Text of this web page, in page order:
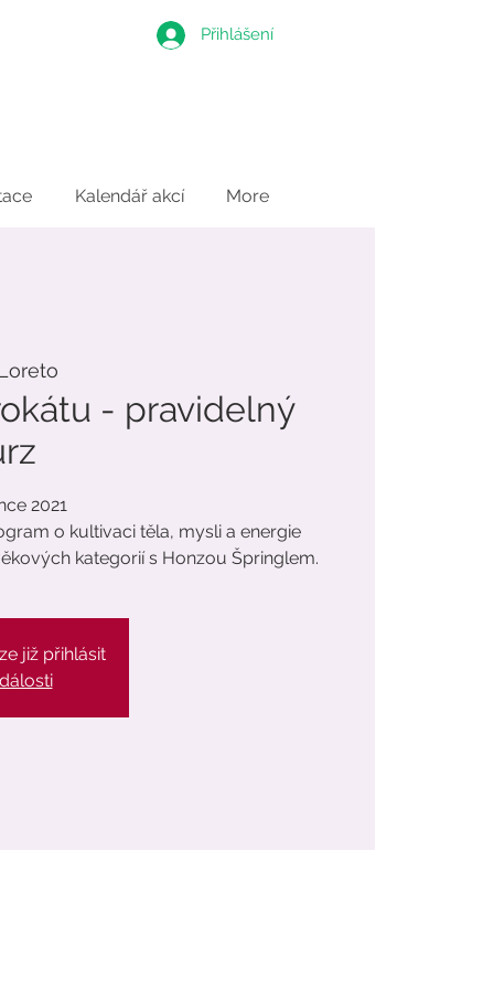
Přihlášení
Kalendář akcí More
- pravidelný
2021
o kultivaci těla, mysli a energie
kategorií s Honzou Špringlem.
již přihlásit